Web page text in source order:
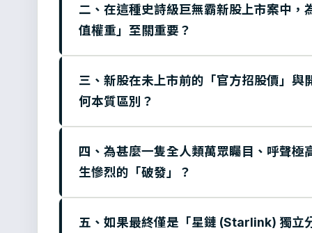
二、在這種史詩級巨無霸新股上市案中
值權重」至關重要？
三、新股在未上市前的「官方招股價」
何本質區別？
四、為甚麼一隻全人類萬眾矚目、呼聲極
生慘烈的「破發」？
五、如果最終僅是「星鏈 (Starlink) 獨立